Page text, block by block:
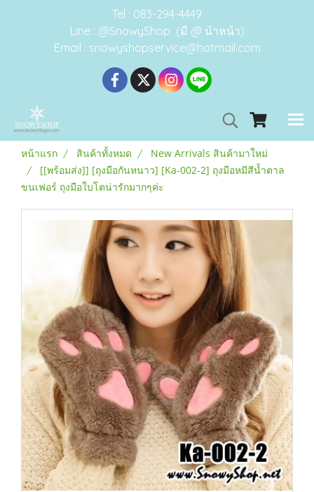
Tel : 083-294-4449
Line : @SnowyShop (มี @ นำหน้า)
Email : snowyshopservice@hotmail.com
หน้าแรก สินค้าทั้งหมด
New Arrivals สินค้ามาใหม่
[[พร้อมส่ง]] [ถุงมือกันหนาว] [Ka-002-2] ถุงมือหมีสีน้ำตาล
ขนเฟอร์ ถุงมือใบโตน่ารักมากๆค่ะ